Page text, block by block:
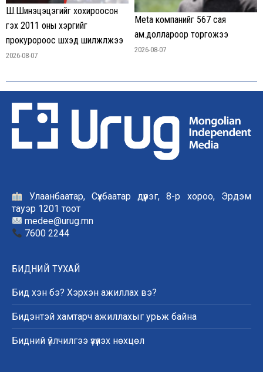
Ш.Шинэцэцэгийг хохироосон
гэх 2011 оны хэргийг
прокуророос шүүхэд шилжүүлжээ
2026-08-07
Meta компанийг 567 сая
ам.доллароор торгожээ
2026-08-07
Улаанбаатар, Сүхбаатар дүүрэг, 8-р хороо, Эрдэм
тауэр 1201 тоот
medee@urug.mn
7600 2244
БИДНИЙ ТУХАЙ
Бид хэн бэ? Хэрхэн ажиллах вэ?
Бидэнтэй хамтарч ажиллахыг урьж байна
Бидний үйлчилгээ үзүүлэх нөхцөл